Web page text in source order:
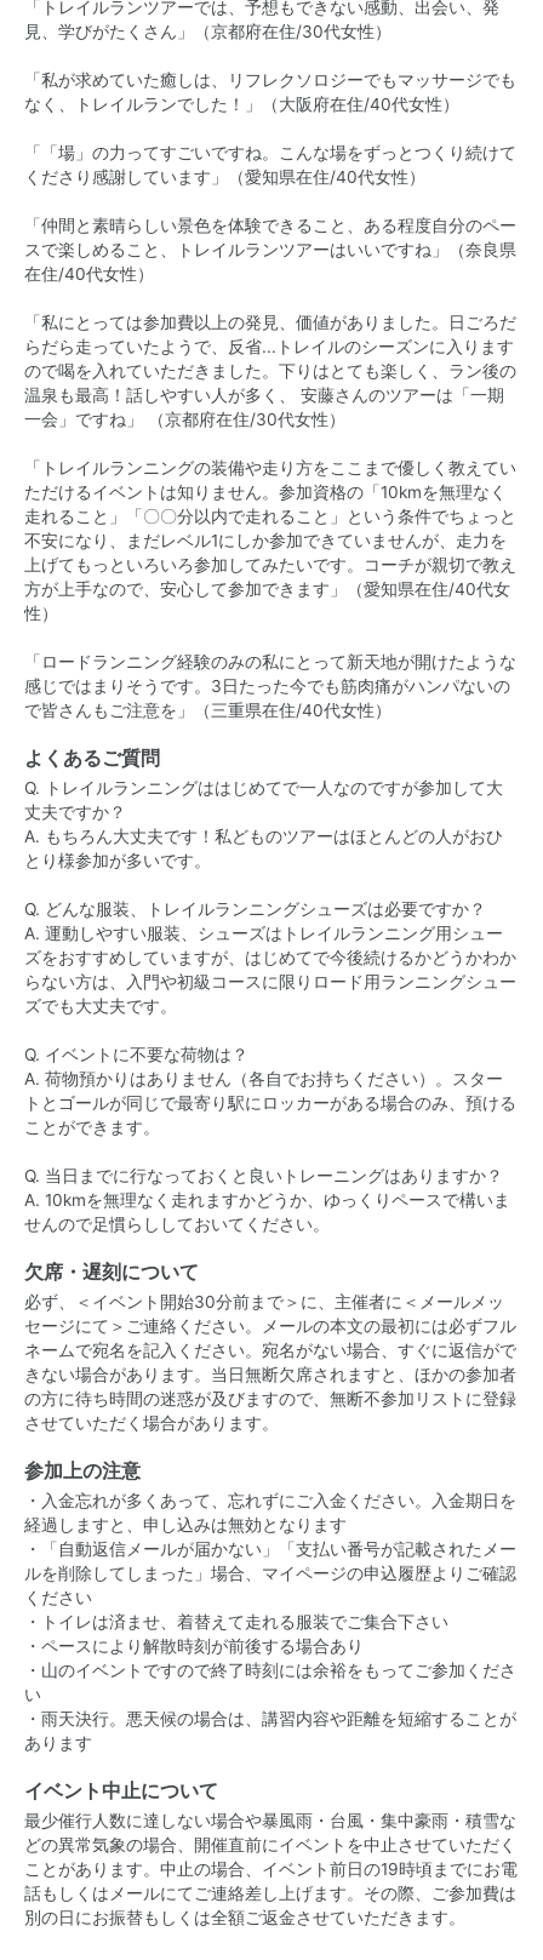
「トレイルランツアーでは、予想もできない感動、出会い、発
見、学びがたくさん」（京都府在住/30代女性）
「私が求めていた癒しは、リフレクソロジーでもマッサージでも
なく、トレイルランでした！」（大阪府在住/40代女性）
「「場」の力ってすごいですね。こんな場をずっとつくり続けて
くださり感謝しています」（愛知県在住/40代女性）
「仲間と素晴らしい景色を体験できること、ある程度自分のペー
スで楽しめること、トレイルランツアーはいいですね」（奈良県
在住/40代女性）
「私にとっては参加費以上の発見、価値がありました。日ごろだ
らだら走っていたようで、反省...トレイルのシーズンに入ります
ので喝を入れていただきました。下りはとても楽しく、ラン後の
温泉も最高！話しやすい人が多く、 安藤さんのツアーは「一期
一会」ですね」 （京都府在住/30代女性）
「トレイルランニングの装備や走り方をここまで優しく教えてい
ただけるイベントは知りません。参加資格の「10kmを無理なく
走れること」「〇〇分以内で走れること」という条件でちょっと
不安になり、まだレベル1にしか参加できていませんが、走力を
上げてもっといろいろ参加してみたいです。コーチが親切で教え
方が上手なので、安心して参加できます」（愛知県在住/40代女
性）
「ロードランニング経験のみの私にとって新天地が開けたような
感じではまりそうです。3日たった今でも筋肉痛がハンパないの
で皆さんもご注意を」（三重県在住/40代女性）
よくあるご質問
Q. トレイルランニングははじめてで一人なのですが参加して大
丈夫ですか？
A. もちろん大丈夫です！私どものツアーはほとんどの人がおひ
とり様参加が多いです。
Q. どんな服装、トレイルランニングシューズは必要ですか？
A. 運動しやすい服装、シューズはトレイルランニング用シュー
ズをおすすめしていますが、はじめてで今後続けるかどうかわか
らない方は、入門や初級コースに限りロード用ランニングシュー
ズでも大丈夫です。
Q. イベントに不要な荷物は？
A. 荷物預かりはありません（各自でお持ちください）。スター
トとゴールが同じで最寄り駅にロッカーがある場合のみ、預ける
ことができます。
Q. 当日までに行なっておくと良いトレーニングはありますか？
A. 10kmを無理なく走れますかどうか、ゆっくりペースで構いま
せんので足慣らししておいてください。
欠席・遅刻について
必ず、＜イベント開始30分前まで＞に、主催者に＜メールメッ
セージにて＞ご連絡ください。メールの本文の最初には必ずフル
ネームで宛名を記入ください。宛名がない場合、すぐに返信がで
きない場合があります。当日無断欠席されますと、ほかの参加者
の方に待ち時間の迷惑が及びますので、無断不参加リストに登録
させていただく場合があります。
参加上の注意
・入金忘れが多くあって、忘れずにご入金ください。入金期日を
経過しますと、申し込みは無効となります
・「自動返信メールが届かない」「支払い番号が記載されたメー
ルを削除してしまった」場合、マイページの申込履歴よりご確認
ください
・トイレは済ませ、着替えて走れる服装でご集合下さい
・ペースにより解散時刻が前後する場合あり
・山のイベントですので終了時刻には余裕をもってご参加くださ
い
・雨天決行。悪天候の場合は、講習内容や距離を短縮することが
あります
イベント中止について
最少催行人数に達しない場合や暴風雨・台風・集中豪雨・積雪な
どの異常気象の場合、開催直前にイベントを中止させていただく
ことがあります。中止の場合、イベント前日の19時頃までにお電
話もしくはメールにてご連絡差し上げます。その際、ご参加費は
別の日にお振替もしくは全額ご返金させていただきます。